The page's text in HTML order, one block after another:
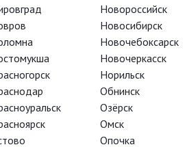
Новороссийск
Новосибирск
Новочебоксарск
Новочеркасск
Норильск
Обнинск
Озёрск
Омск
Опочка